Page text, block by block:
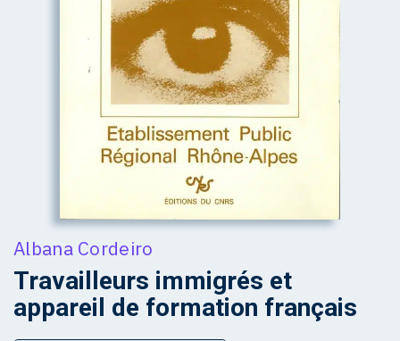
Albana Cordeiro
Travailleurs immigrés et
appareil de formation français